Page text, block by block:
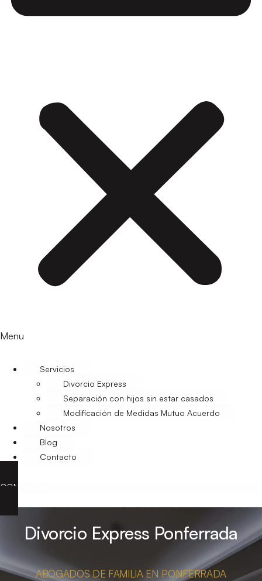
Menu
Servicios
Divorcio Express
Separación con hijos sin estar casados
Modificación de Medidas Mutuo Acuerdo
Nosotros
Blog
Contacto
CONTACTO
Divorcio Express Ponferrada
ABOGADOS DE FAMILIA EN PONFERRADA